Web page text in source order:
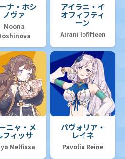
ナ・ホシ
ノヴァ
Moona
アイラニ・イ
オフィフティ
ーン
Airani Iofifteen
ニャ・メ
フィッサ
Melfissa
パヴォリア・
レイネ
Pavolia Reine